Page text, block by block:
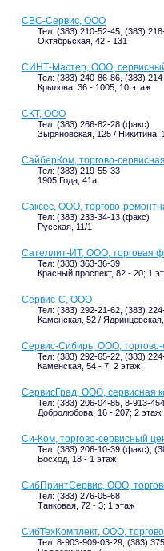
СВС-Сервис, ООО
Тел: (383) 210-52-45, (383)
Октябрьская, 42 - 131
СИНТ-Мастер, ООО,
Тел: (383) 240-86-86, (383)
Крылова, 36 - 1005; 10 этаж
СКТ, ООО
Тел: (383) 266-82-28 (факс)
Зыряновская, 125 / Никитина,
СайберКом, торгово-
Тел: (383) 219-55-33
1905 Года, 41а
Саксес, ООО, торгово-
Тел: (383) 233-34-13 (факс)
Русская, 11/1
Сателлит-ИТ, ООО, торговая
Тел: (383) 363-36-39
Красный проспект, 82 - 20; 1
Сервис-С, ООО
Тел: (383) 292-21-62, (383)
Каменская, 52 /
Сервис-Сибирь, ООО,
Тел: (383) 292-65-22, (383)
Каменская, 54 - 7; 2 этаж
СервисГрад, ООО, сервисная
Тел: (383) 206-04-85, 8-913-
Добролюбова, 16 - 207; 2 этаж
Си-Ком, торгово-сервисный
Тел: (383) 206-10-39 (факс),
Восход, 18 - 1 этаж
СибПринтСервис, ООО,
Тел: (383) 276-05-68
Танковая, 72 - 3; 1 этаж
СибТехКомплект, ООО,
Тел: 8-903-909-03-29, (383)